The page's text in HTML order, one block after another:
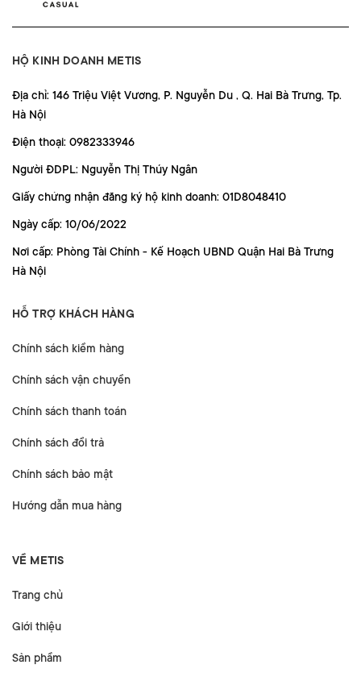
HỘ KINH DOANH METIS
Địa chỉ: 146 Triệu Việt Vương, P. Nguyễn Du , Q. Hai Bà Trưng, Tp.
Hà Nội
Điện thoại: 0982333946
Người ĐDPL: Nguyễn Thị Thúy Ngân
Giấy chứng nhận đăng ký hộ kinh doanh: 01D8048410
Ngày cấp: 10/06/2022
Nơi cấp: Phòng Tài Chính - Kế Hoạch UBND Quận Hai Bà Trưng
Hà Nội
HỖ TRỢ KHÁCH HÀNG
Chính sách kiểm hàng
Chính sách vận chuyển
Chính sách thanh toán
Chính sách đổi trả
Chính sách bảo mật
Hướng dẫn mua hàng
VỀ METIS
Trang chủ
Giới thiệu
Sản phẩm